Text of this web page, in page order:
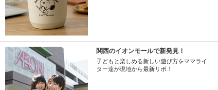
関西のイオンモールで新発見！
子どもと楽しめる新しい遊び方をママライ
ター達が現地から最新リポ！